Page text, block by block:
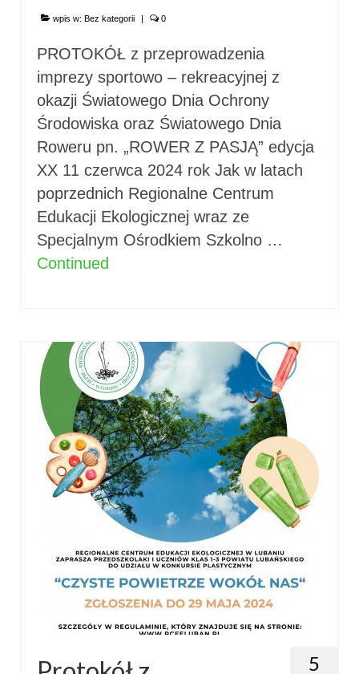
wpis w: Bez kategorii | 0
PROTOKÓŁ z przeprowadzenia
imprezy sportowo – rekreacyjnej z
okazji Światowego Dnia Ochrony
Środowiska oraz Światowego Dnia
Roweru pn. „ROWER Z PASJĄ” edycja
XX 11 czerwca 2024 rok Jak w latach
poprzednich Regionalne Centrum
Edukacji Ekologicznej wraz ze
Specjalnym Ośrodkiem Szkolno …
Continued
5